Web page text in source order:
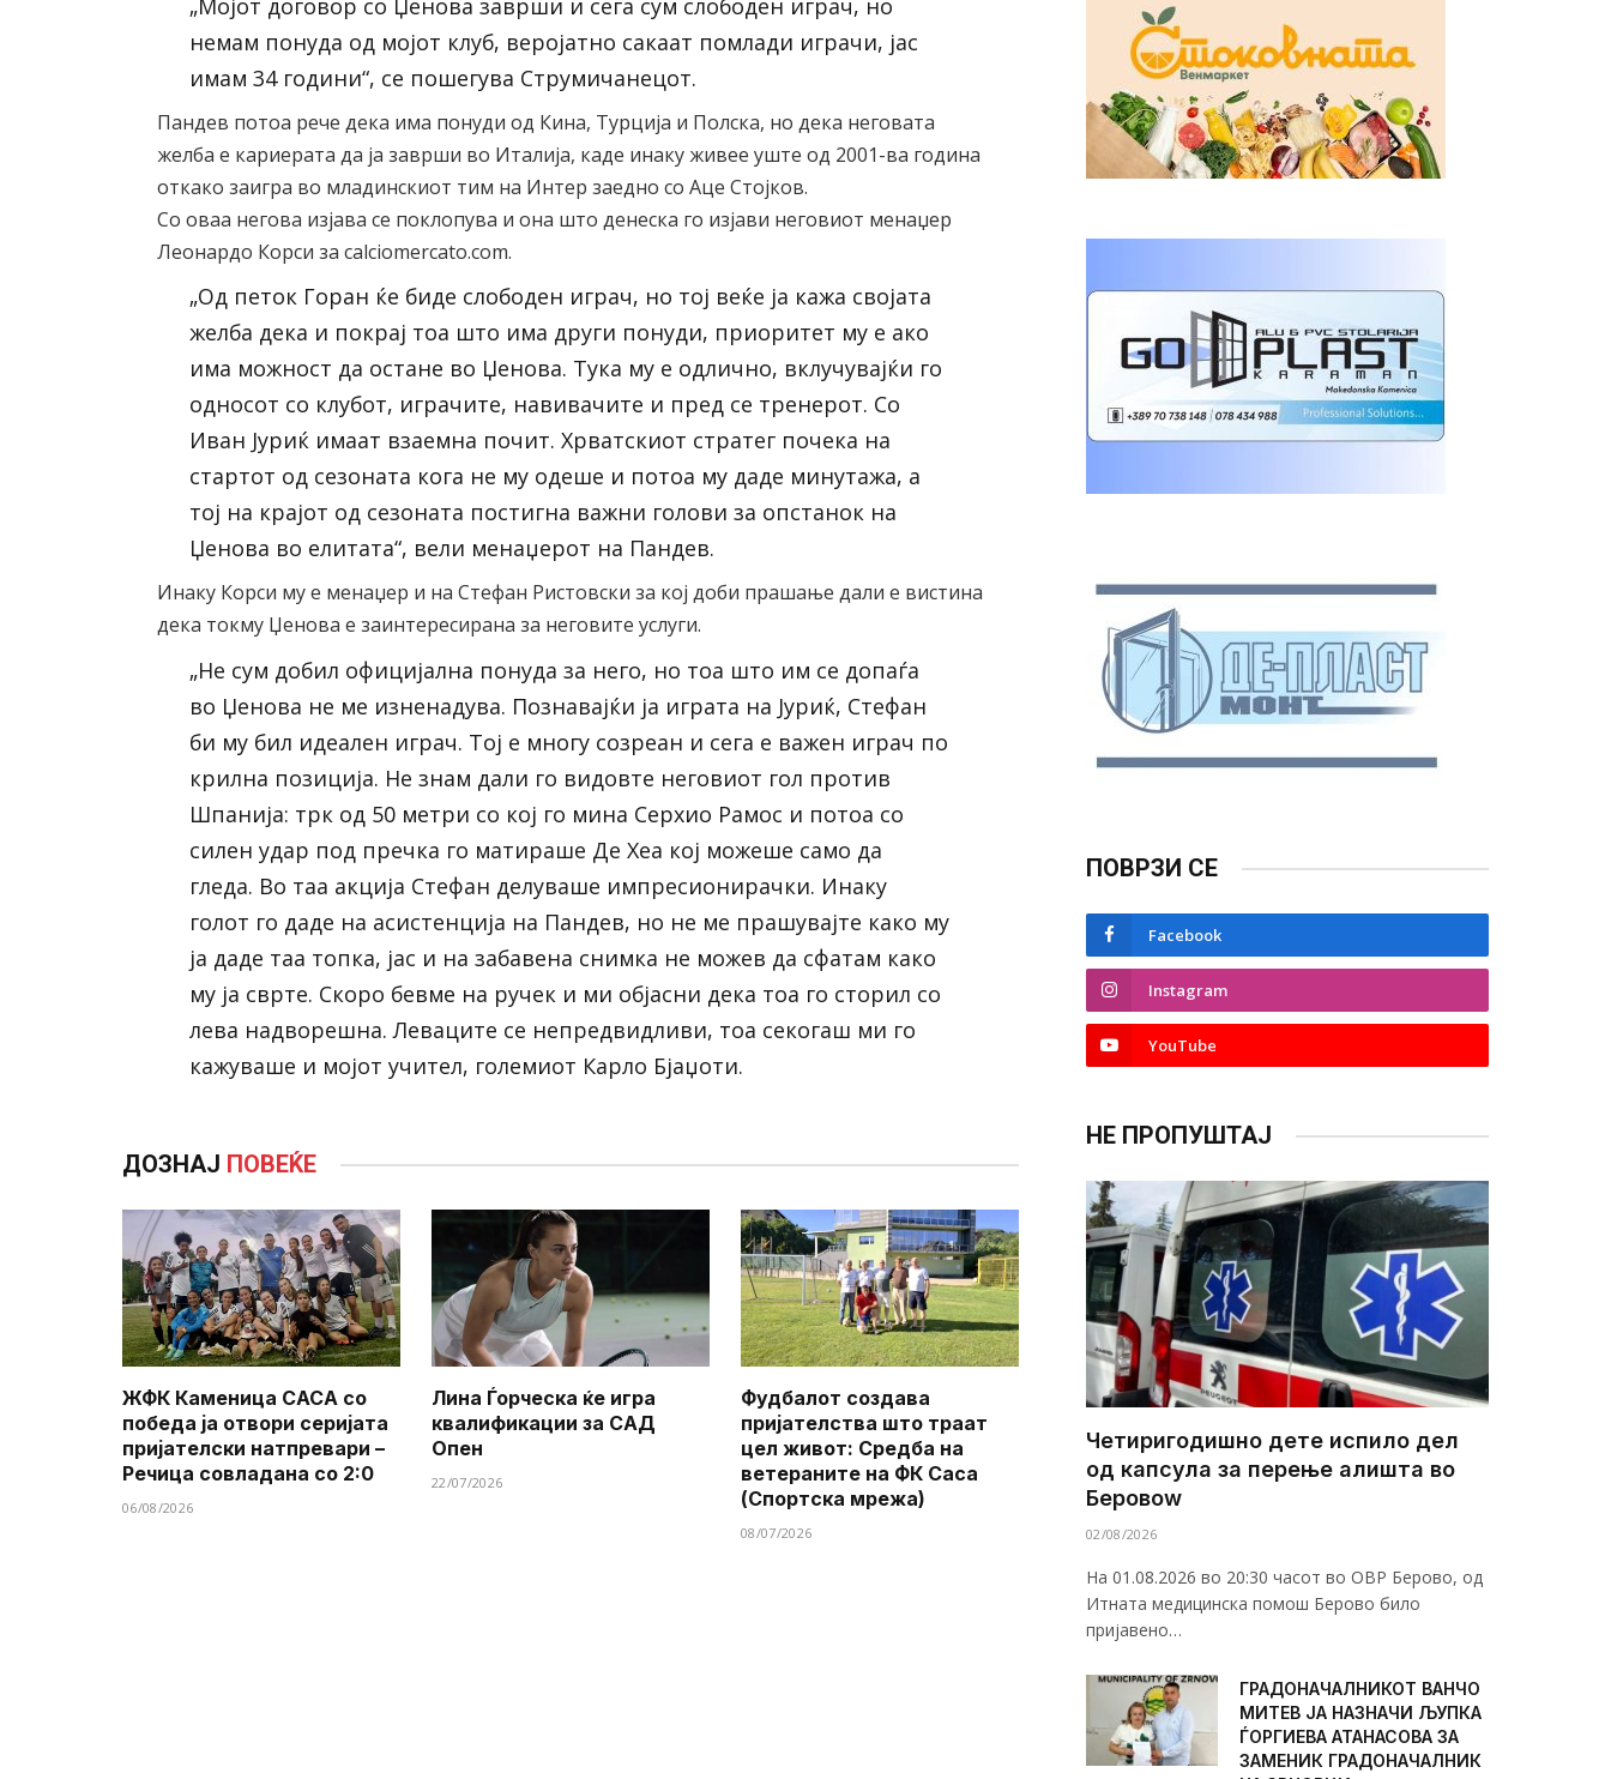
немам понуда од мојот клуб, веројатно сакаат помлади играчи, јас
имам 34 години“, се пошегува Струмичанецот.
Пандев потоа рече дека има понуди од Кина, Турција и Полска, но дека неговата
желба е кариерата да ја заврши во Италија, каде инаку живее уште од 2001-ва година
откако заигра во младинскиот тим на Интер заедно со Аце Стојков.
Со оваа негова изјава се поклопува и она што денеска го изјави неговиот менаџер
Леонардо Корси за calciomercato.com.
„Од петок Горан ќе биде слободен играч, но тој веќе ја кажа својата
желба дека и покрај тоа што има други понуди, приоритет му е ако
има можност да остане во Џенова. Тука му е одлично, вклучувајќи го
односот со клубот, играчите, навивачите и пред се тренерот. Со
Иван Јуриќ имаат взаемна почит. Хрватскиот стратег почека на
стартот од сезоната кога не му одеше и потоа му даде минутажа, а
тој на крајот од сезоната постигна важни голови за опстанок на
Џенова во елитата“, вели менаџерот на Пандев.
Инаку Корси му е менаџер и на Стефан Ристовски за кој доби прашање дали е вистина
дека токму Џенова е заинтересирана за неговите услуги.
„Не сум добил официјална понуда за него, но тоа што им се допаѓа
во Џенова не ме изненадува. Познавајќи ја играта на Јуриќ, Стефан
би му бил идеален играч. Тој е многу созреан и сега е важен играч по
крилна позиција. Не знам дали го видовте неговиот гол против
Шпанија: трк од 50 метри со кој го мина Серхио Рамос и потоа со
силен удар под пречка го матираше Де Хеа кој можеше само да
гледа. Во таа акција Стефан делуваше импресионирачки. Инаку
голот го даде на асистенција на Пандев, но не ме прашувајте како му
ја даде таа топка, јас и на забавена снимка не можев да сфатам како
му ја сврте. Скоро бевме на ручек и ми објасни дека тоа го сторил со
лева надворешна. Леваците се непредвидливи, тоа секогаш ми го
кажуваше и мојот учител, големиот Карло Бјаџоти.
ДОЗНАЈ ПОВЕЌЕ
ЖФК Каменица САСА со
победа ја отвори серијата
пријателски натпревари –
Речица совладана со 2:0
06/08/2026
Лина Ѓорческа ќе игра
квалификации за САД
Опен
22/07/2026
Фудбалот создава
пријателства што траат
цел живот: Средба на
ветераните на ФК Саса
(Спортска мрежа)
08/07/2026
ПОВРЗИ СЕ
Facebook
Instagram
YouTube
НЕ ПРОПУШТАЈ
Четиригодишно дете испило дел
од капсула за перење алишта во
Беровоw
02/08/2026
На 01.08.2026 во 20:30 часот во ОВР Берово, од
Итната медицинска помош Берово било
пријавено…
ГРАДОНАЧАЛНИКОТ ВАНЧО
МИТЕВ ЈА НАЗНАЧИ ЉУПКА
ЃОРГИЕВА АТАНАСОВА ЗА
ЗАМЕНИК ГРАДОНАЧАЛНИК